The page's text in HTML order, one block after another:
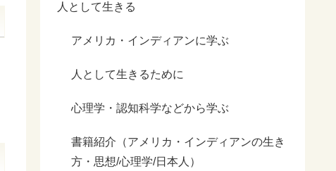
人として生きる
アメリカ・インディアンに学ぶ
人として生きるために
心理学・認知科学などから学ぶ
書籍紹介（アメリカ・インディアンの生き
方・思想/心理学/日本人）